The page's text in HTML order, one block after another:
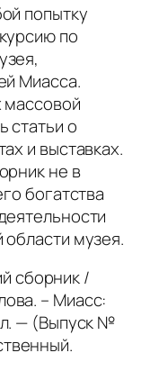
попытку
по
Миасса.
массовой
статьи о
и выставках.
не в
богатства
музея.
сборник /
– Миасс:
— (Выпуск №